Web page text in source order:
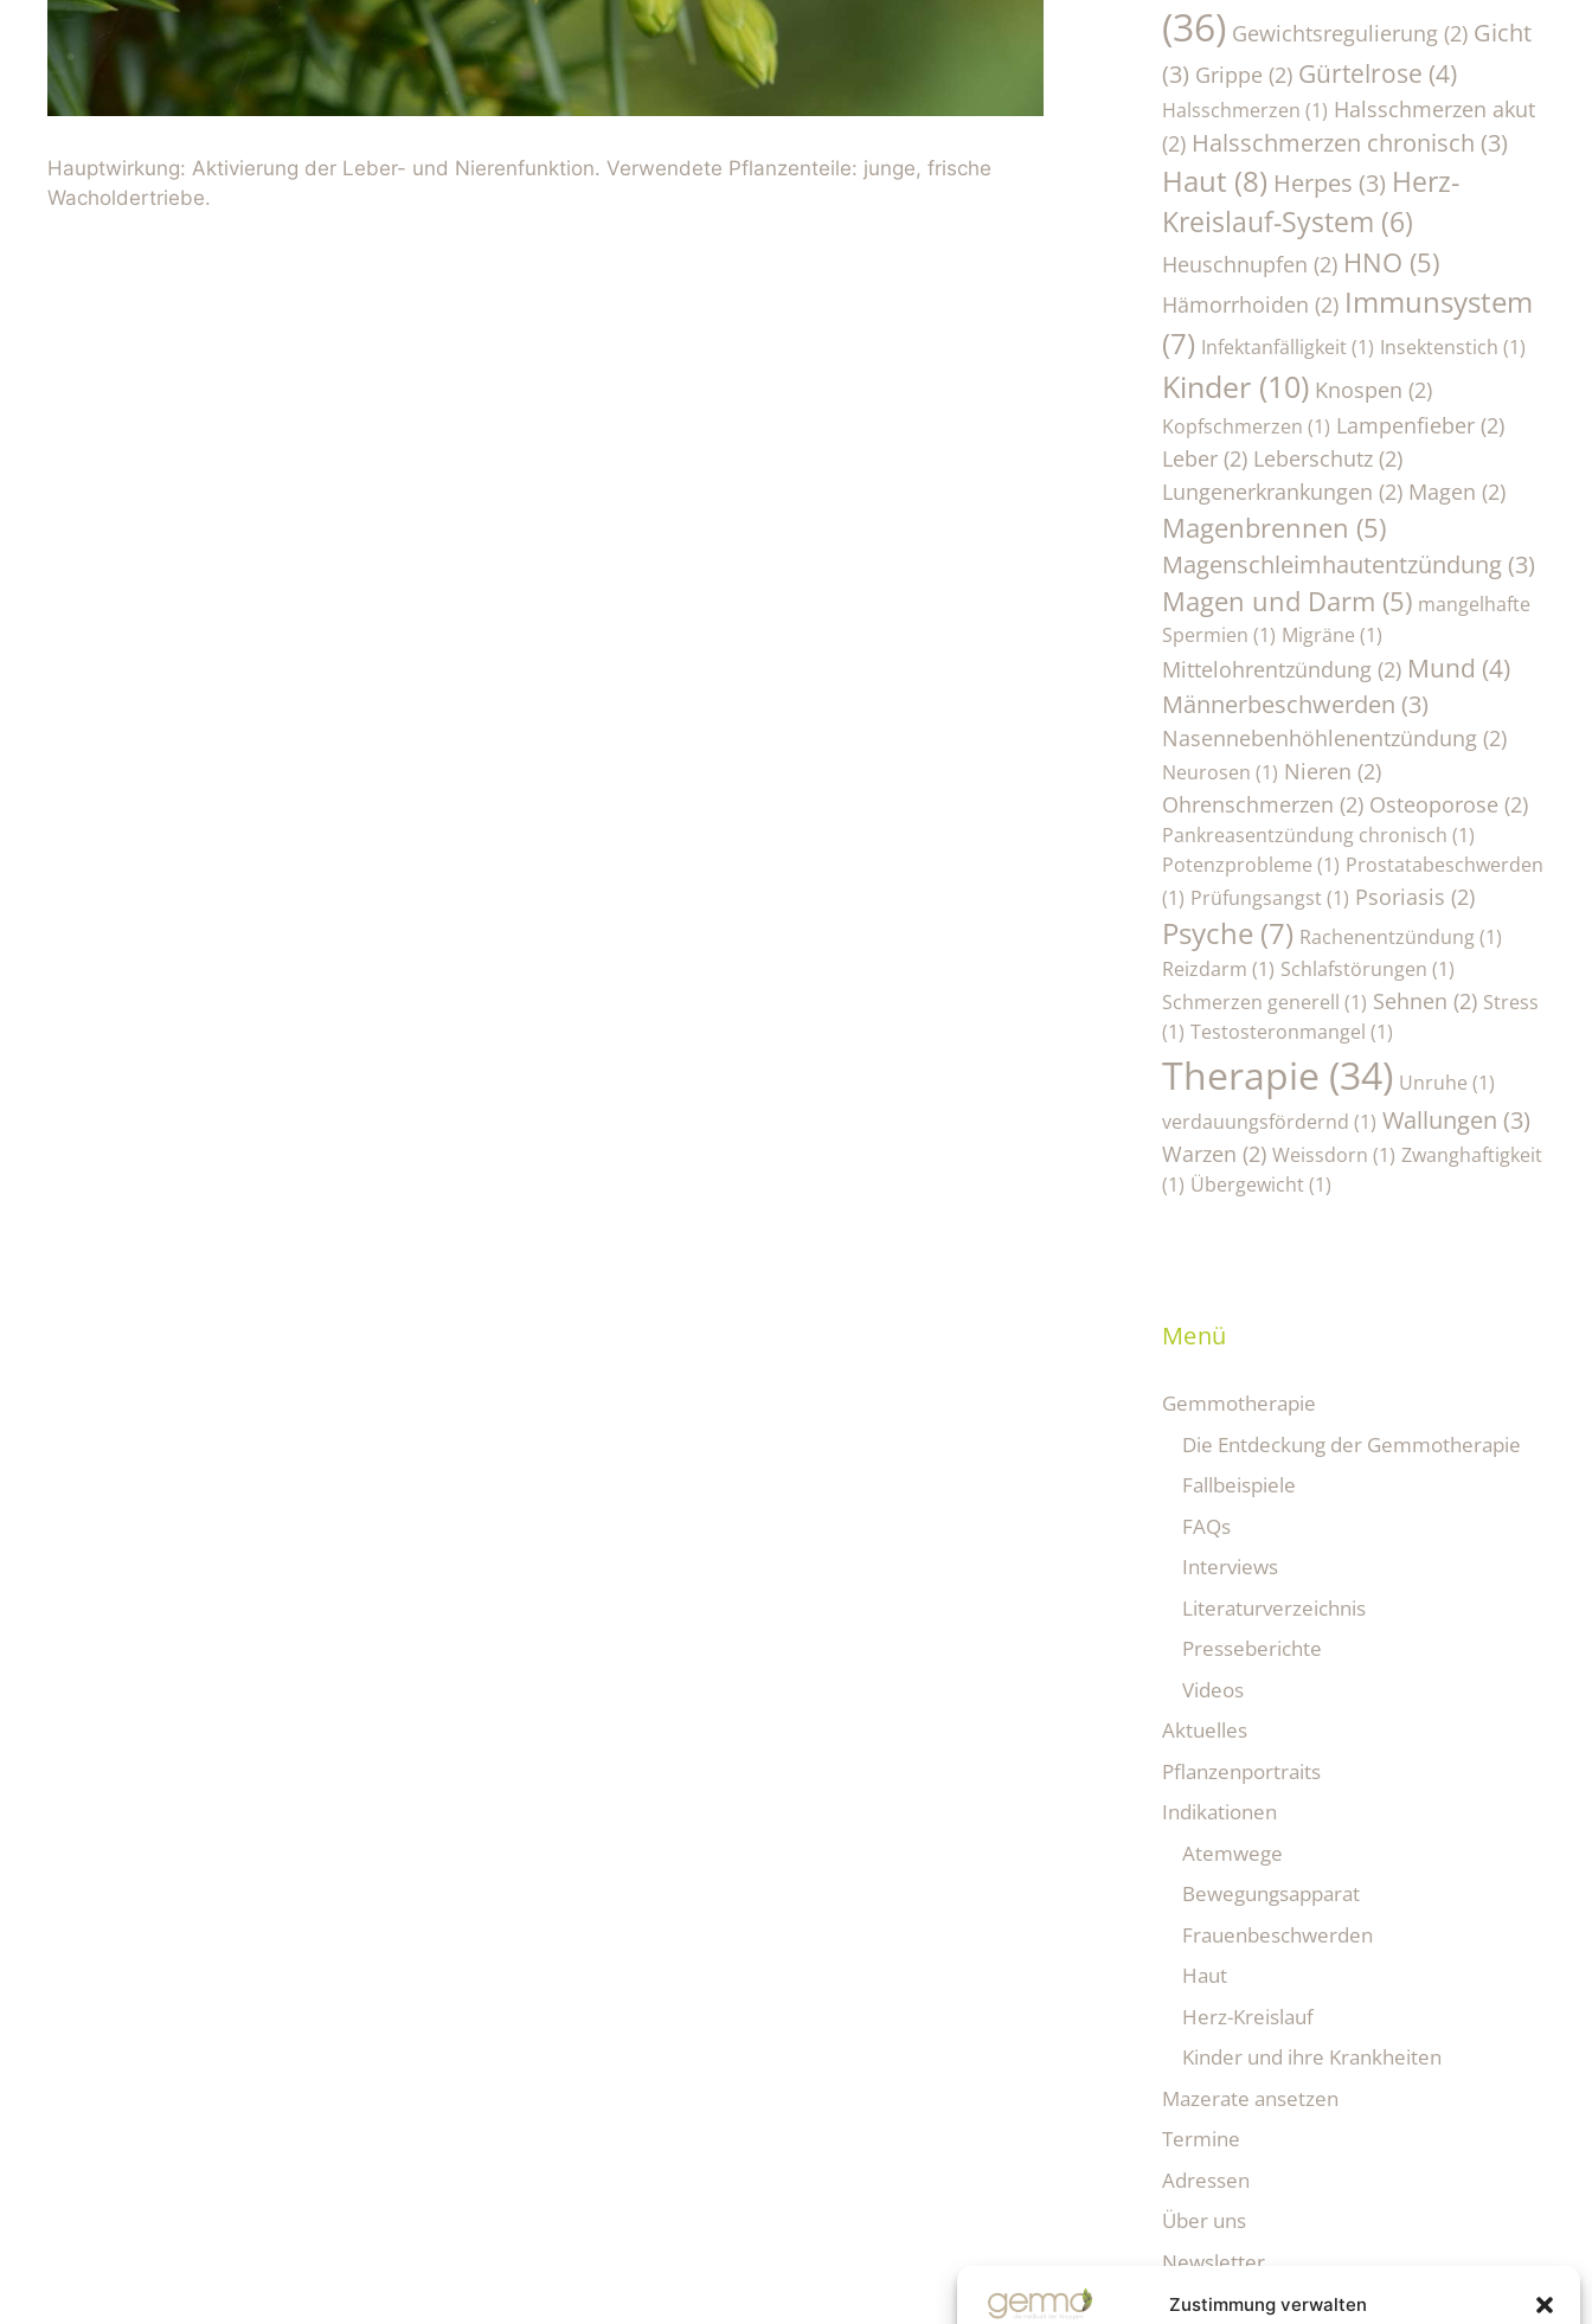
Zustimmung verwalten
Hauptwirkung: Aktivierung der Leber- und Nierenfunktion. Verwendete Pflanzenteile: junge, frische
Wacholdertriebe.
(36) Gewichtsregulierung(2) Gicht
(3) Grippe (2) Gürtelrose (4)
Halsschmerzen (1) Halsschmerzen akut
(2) Halsschmerzen chronisch (3)
Haut (8) Herpes (3) Herz-
Kreislauf-System (6)
Heuschnupfen (2) HNO (5)
Hämorrhoiden (2) Immunsystem
(7) Infektanfälligkeit(1) Insektenstich (1)
Kinder(10) Knospen (2)
Kopfschmerzen (1) Lampenfieber(2)
Leber(2) Leberschutz(2)
Lungenerkrankungen (2) Magen (2)
Magenbrennen (5)
Magenschleimhautentzündung(3)
Magen und Darm (5) mangelhafte
Spermien (1) Migräne (1)
Mittelohrentzündung(2) Mund (4)
Männerbeschwerden (3)
Nasennebenhöhlenentzündung(2)
Neurosen (1) Nieren (2)
Ohrenschmerzen (2) Osteoporose (2)
Pankreasentzündung chronisch (1)
Potenzprobleme (1) Prostatabeschwerden
(1) Prüfungsangst(1) Psoriasis (2)
Psyche (7) Rachenentzündung(1)
Reizdarm (1) Schlafstörungen (1)
Schmerzen generell (1) Sehnen (2) Stress
(1) Testosteronmangel (1)
Therapie (34) Unruhe (1)
verdauungsfördernd (1) Wallungen (3)
Warzen (2) Weissdorn (1) Zwanghaftigkeit
(1) Übergewicht(1)
Menü
Gemmotherapie
Die Entdeckung der Gemmotherapie
Fallbeispiele
FAQs
Interviews
Literaturverzeichnis
Presseberichte
Videos
Aktuelles
Pflanzenportraits
Indikationen
Atemwege
Bewegungsapparat
Frauenbeschwerden
Haut
Herz-Kreislauf
Kinder und ihre Krankheiten
Mazerate ansetzen
Termine
Adressen
Über uns
Newsletter